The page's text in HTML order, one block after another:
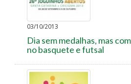
03/10/2013
Dia sem medalhas, mas
no basquete e futsal